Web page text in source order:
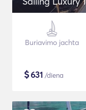
Buriavimo jachta
$631 /diena